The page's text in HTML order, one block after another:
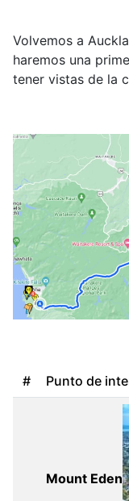
Volvemos a
haremos una
tener vistas de la
# Punto de
Mount Eden